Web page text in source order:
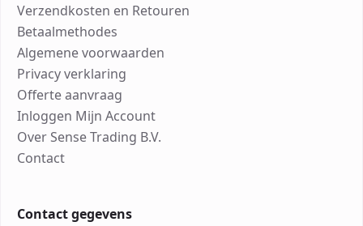
Verzendkosten en Retouren
Betaalmethodes
Algemene voorwaarden
Privacy verklaring
Offerte aanvraag
Inloggen Mijn Account
Over Sense Trading B.V.
Contact
Contact gegevens